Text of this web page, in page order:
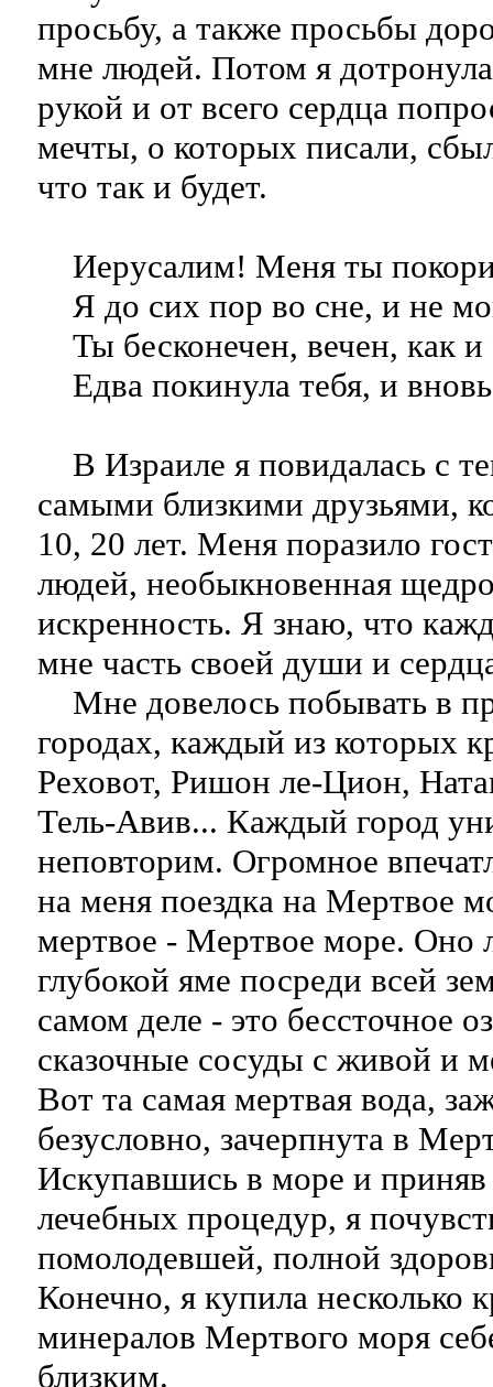
просьбу, а также просьбы
мне людей. Потом я
рукой и от всего сердца
мечты, о которых писали,
что так и будет.
Иерусалим! Меня ты
Я до сих пор во сне, и не
Ты бесконечен, вечен, как
Едва покинула тебя, и
В Израиле я повидалась с
самыми близкими друзьями,
10, 20 лет. Меня поразило
людей, необыкновенная
искренность. Я знаю, что
мне часть своей души и
Мне довелось побывать в
городах, каждый из которых
Реховот, Ришон ле-Цион,
Тель-Авив... Каждый город
неповторим. Огромное
на меня поездка на Мертвое
мертвое - Мертвое море. Оно
глубокой яме посреди всей
самом деле - это бессточное
сказочные сосуды с живой и
Вот та самая мертвая вода,
безусловно, зачерпнута в
Искупавшись в море и приняв
лечебных процедур, я
помолодевшей, полной
Конечно, я купила несколько
минералов Мертвого моря
близким.